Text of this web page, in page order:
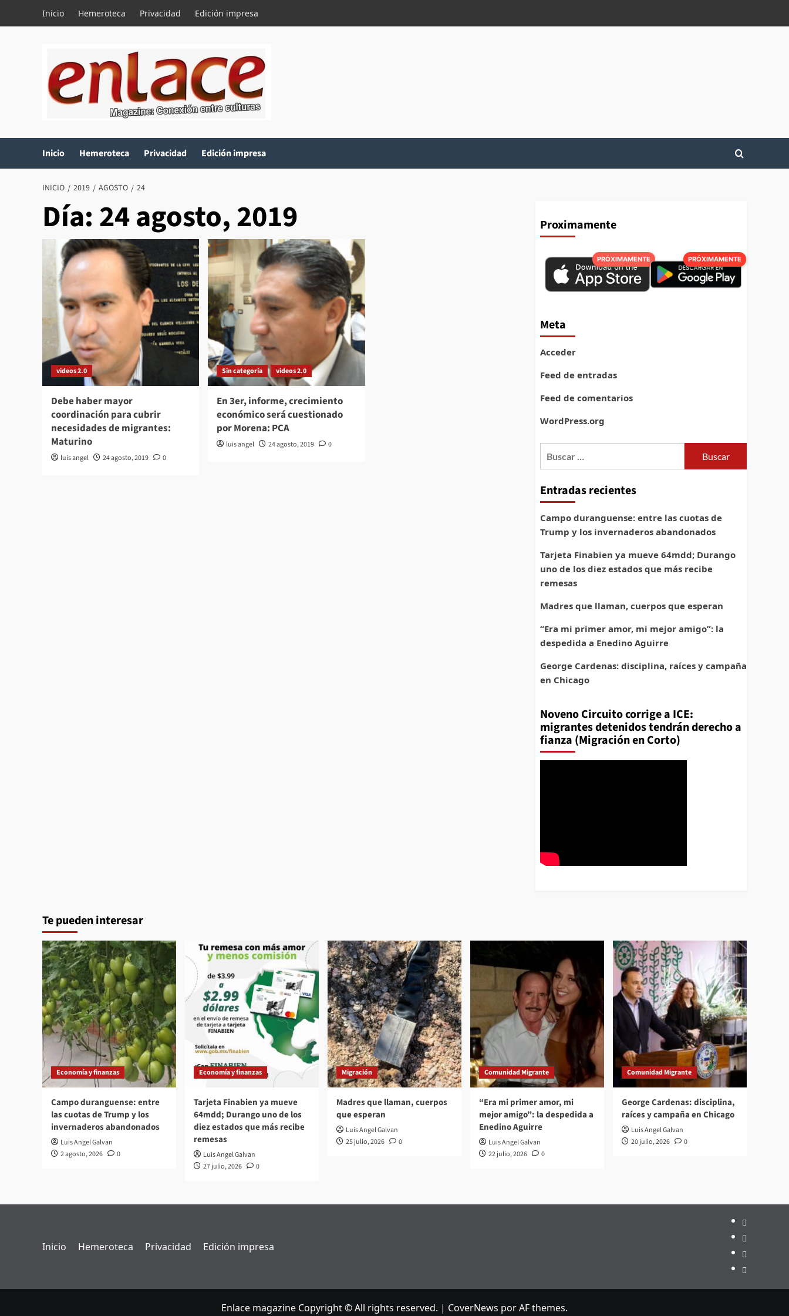
Inicio Hemeroteca Privacidad Edición impresa
Inicio Hemeroteca Privacidad Edición impresa
INICIO 2019 AGOSTO 24
Día:24 agosto, 2019
videos 2.0
Debe haber mayor
coordinación para cubrir
necesidades de migrantes:
Maturino
luis angel 24 agosto, 2019 0
Sin categoría videos 2.0
En 3er, informe, crecimiento
económico será cuestionado
por Morena: PCA
luis angel 24 agosto, 2019 0
Proximamente
PRÓXIMAMENTE PRÓXIMAMENTE
Meta
Acceder
Feed de entradas
Feed de comentarios
WordPress.org
Entradas recientes
Campo duranguense: entre las cuotas de
Trump y los invernaderos abandonados
Tarjeta Finabien ya mueve 64mdd; Durango
uno de los diez estados que más recibe
remesas
Madres que llaman, cuerpos que esperan
“Era mi primer amor, mi mejor amigo”: la
despedida a Enedino Aguirre
George Cardenas: disciplina, raíces y campaña
en Chicago
Noveno Circuito corrige a ICE:
migrantes detenidos tendrán derecho a
fianza (Migración en Corto)
Te pueden interesar
Economía y finanzas
Campo duranguense: entre
las cuotas de Trump y los
invernaderos abandonados
Luis Angel Galvan
2 agosto, 2026
0
Economía y finanzas
Tarjeta Finabien ya mueve
64mdd; Durango uno de los
diez estados que más recibe
remesas
Luis Angel Galvan
27 julio, 2026
0
Migración
Madres que llaman, cuerpos
que esperan
Luis Angel Galvan
25 julio, 2026
0
Comunidad Migrante
“Era mi primer amor, mi
mejor amigo”: la despedida a
Enedino Aguirre
Luis Angel Galvan
22 julio, 2026
0
Comunidad Migrante
George Cardenas: disciplina,
raíces y campaña en Chicago
Luis Angel Galvan
20 julio, 2026
0
Inicio Hemeroteca Privacidad Edición impresa
Inicio
Hemeroteca
Privacidad
Edición
Enlace magazine Copyright © All rights reserved. | CoverNews por AF themes.